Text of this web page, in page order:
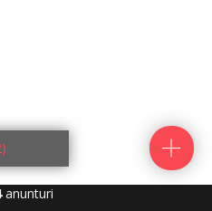
anunturi